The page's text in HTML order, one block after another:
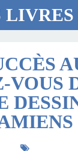
LIVRES
VOUS